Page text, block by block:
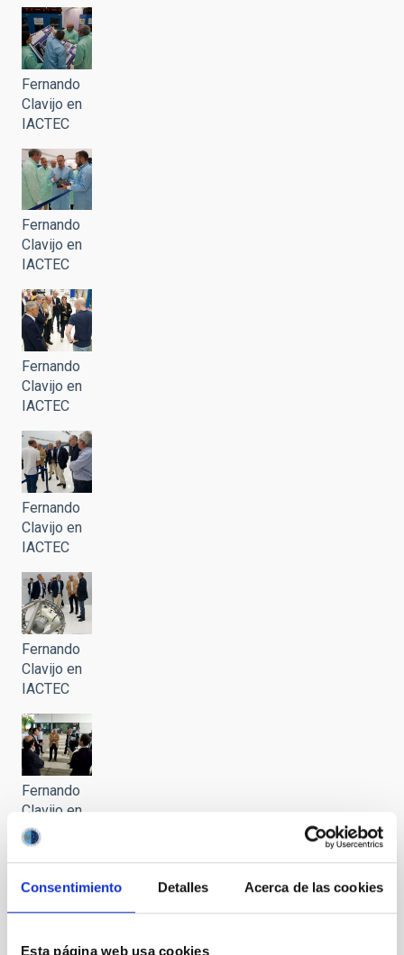
Consentimiento Detalles Acerca de las cookies
Esta página web usa cookies
Fernando
Clavijo en
IACTEC
Fernando
Clavijo en
IACTEC
Fernando
Clavijo en
IACTEC
Fernando
Clavijo en
IACTEC
Fernando
Clavijo en
IACTEC
Fernando
Clavijo en
IACTEC
Clavijo en